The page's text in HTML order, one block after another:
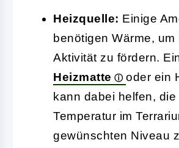
Heizquelle: Einige
benötigen Wärme, um
Aktivität zu fördern.
Heizmatte
oder ein
kann dabei helfen, die
Temperatur im
gewünschten Niveau